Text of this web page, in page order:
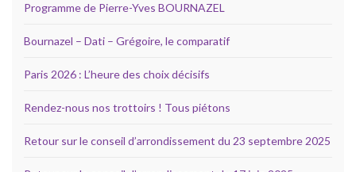
Programme de Pierre-Yves BOURNAZEL
Bournazel – Dati – Grégoire, le comparatif
Paris 2026 : L’heure des choix décisifs
Rendez-nous nos trottoirs ! Tous piétons
Retour sur le conseil d’arrondissement du 23 septembre 2025